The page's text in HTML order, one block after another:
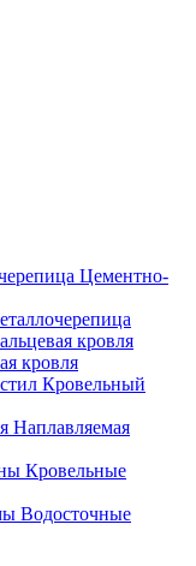
Цементно-
кровля
кровля
Кровельный
Наплавляемая
Кровельные
Водосточные